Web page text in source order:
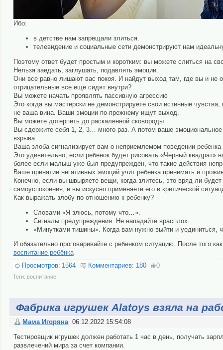
Ибо:
в детстве нам запрещали злиться.
телевидение и социальные сети демонстрируют нам
Поэтому ответ будет простым и коротким: вы можете слиться на
Нельзя заедать, заглушать, подавлять эмоции.
Они все равно лишают вас покоя. И найдут выход там, где вы и
отрицательные все еще сидят внутри?
Вы можете начать проявлять пассивную агрессию
Это когда вы мастерски не демонстрируете свои истинные
не ваша вина. Ваши эмоции по-прежнему ищут выход.
Вы можете дотерпеть до раскаленной сковороды
Вы сдержите себя 1, 2, 3… много раз. А потом ваше
взрыва.
Ваша злоба сигнализирует вам о неприемлемом поведении ребенка
Это удивительно, если ребенок будет рисовать «Черный
более если малыш уже был предупрежден, что такие действия
Ваше принятие негативных эмоций учит ребенка принимать и
Конечно, если вы швыряете вещи, когда злитесь, это вряд ли
самоуспокоения, и вы искусно применяете его в критической
Как выражать злобу по отношению к ребенку?
Словами «Я злюсь, потому что…».
Сигналы предупреждения. Не нападайте врасплох.
«Минутками тишины». Когда вам нужно выйти и уединиться,
И обязательно проговаривайте с ребенком ситуацию. После того
воспитание ребёнка
Просмотров: 1564 Комментариев: 180 0
Теги: воспитание
Фабрика игрушек Alatoys взяла на
Мама Игоряна 06.12.2022 15:54:08
Тестировщик игрушек должен работать 1 час в день, получать
развлечений мира за счет компании.